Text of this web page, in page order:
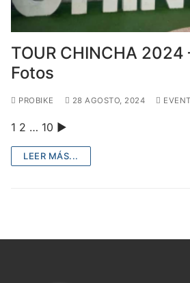
TOUR CHINCHA 2024
Fotos
PROBIKE 28 AGOSTO, 2024
1 2 … 10 ►
LEER MÁS...